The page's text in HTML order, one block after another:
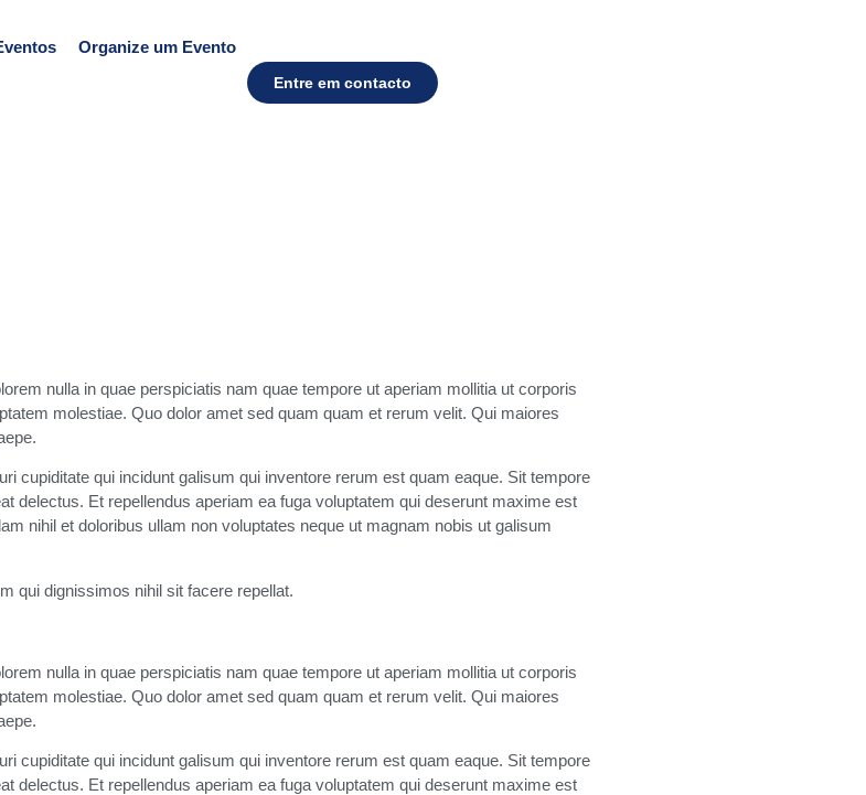
Organize um Evento
Entre em contacto
nulla in quae perspiciatis nam quae tempore ut aperiam mollitia ut corporis
molestiae. Quo dolor amet sed quam quam et rerum velit. Qui maiores
cupiditate qui incidunt galisum qui inventore rerum est quam eaque. Sit tempore
delectus. Et repellendus aperiam ea fuga voluptatem qui deserunt maxime est
nihil et doloribus ullam non voluptates neque ut magnam nobis ut galisum
qui dignissimos nihil sit facere repellat.
nulla in quae perspiciatis nam quae tempore ut aperiam mollitia ut corporis
molestiae. Quo dolor amet sed quam quam et rerum velit. Qui maiores
cupiditate qui incidunt galisum qui inventore rerum est quam eaque. Sit tempore
delectus. Et repellendus aperiam ea fuga voluptatem qui deserunt maxime est